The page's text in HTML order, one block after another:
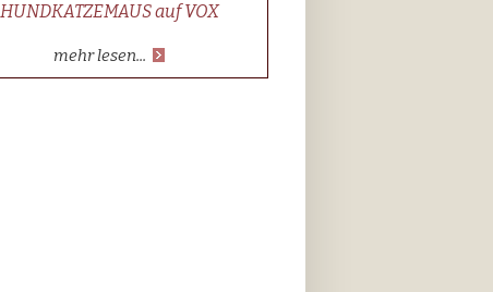
HUNDKATZEMAUS auf VOX
mehr lesen...